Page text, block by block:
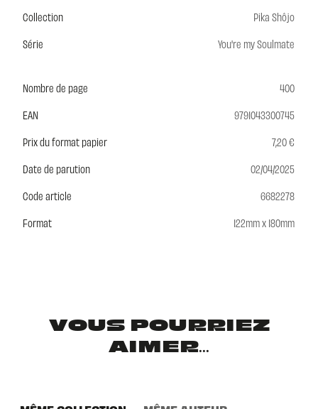
Collection
Pika Shôjo
Série
You're my Soulmate
Nombre de page
400
EAN
9791043300745
Prix du format papier
7,20 €
Date de parution
02/04/2025
Code article
6682278
Format
122mm x 180mm
VOUS POURRIEZ
AIMER...